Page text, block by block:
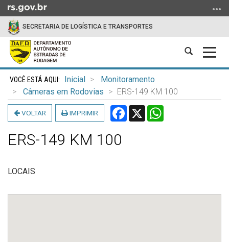
para
conteúdo
para
menu
para
busca
SECRETARIA DE LOGÍSTICA E TRANSPORTES
Abrir
Início
conteúdo
Inicial
Monitoramento
Câmeras em Rodovias
ERS-149 KM 100
VOLTAR IMPRIMIR Facebook
X
ERS-149 KM 100
LOCAIS